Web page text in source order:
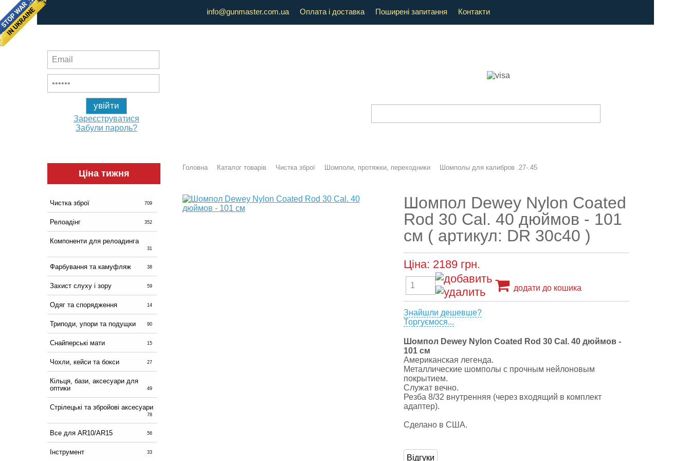
info@gunmaster.com.ua Оплата і доставка Поширені запитання Контакти
Зареєструватися
Забули пароль?
Ціна тижня
Чистка зброї 709
Релоадінг 352
Компоненти для релоадинга
31
Фарбування та камуфляж 38
Захист слуху і зору 59
Одяг та спорядження 14
Триподи, упори та подущки 90
Снайперські мати 15
Чохли, кейси та бокси 27
Кільця, бази, аксесуари для
оптики
49
Стрілецькі та збройові аксесуари
78
Все для AR10/AR15 56
Інструмент 33
Головна Каталог товарів Чистка зброї Шомполи, протяжки, переходники Шомполы для калибров .27-.45
Шомпол Dewey Nylon Coated
Rod 30 Cal. 40 дюймов - 101
см ( артикул: DR 30c40 )
Ціна: 2189 грн.
додати до кошика
Знайшли дешевше?
Торгуємося...
Шомпол Dewey Nylon Coated Rod 30 Cal. 40 дюймов -
101 см
Американская легенда.
Металлические шомполы с прочным нейлоновым
покрытием.
Служат вечно.
Резба 8/32 внутренняя (через входящий в комплект
адаптер).
Сделано в США.
Відгуки